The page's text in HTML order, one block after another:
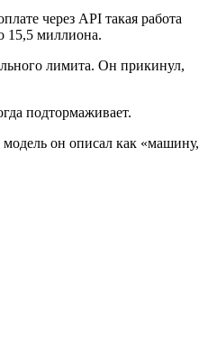
через API такая работа
15,5 миллиона.
лимита. Он прикинул,
подтормаживает.
он описал как «машину,